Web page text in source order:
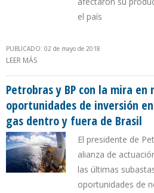
el país
PUBLICADO: 02 de mayo de 2018
LEER MÁS
Petrobras y BP con la mira en
oportunidades de inversión
gas dentro y fuera de Brasil
El presidente de
alianza de
las últimas
oportunidades de